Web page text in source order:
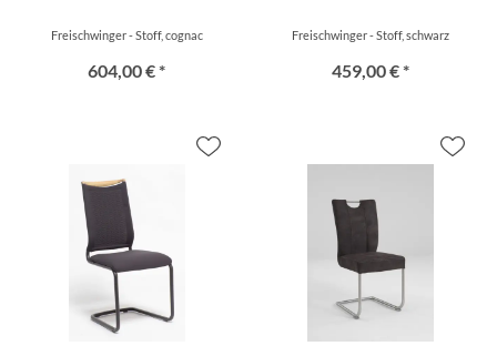
Freischwinger - Stoff, cognac
604,00 € *
Freischwinger - Stoff, schwarz
459,00 € *